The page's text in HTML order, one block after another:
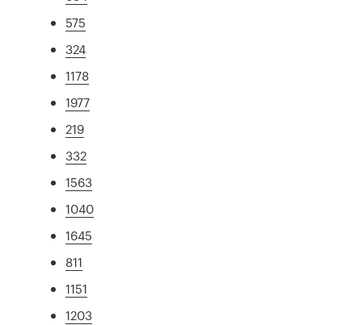
575
324
1178
1977
219
332
1563
1040
1645
811
1151
1203